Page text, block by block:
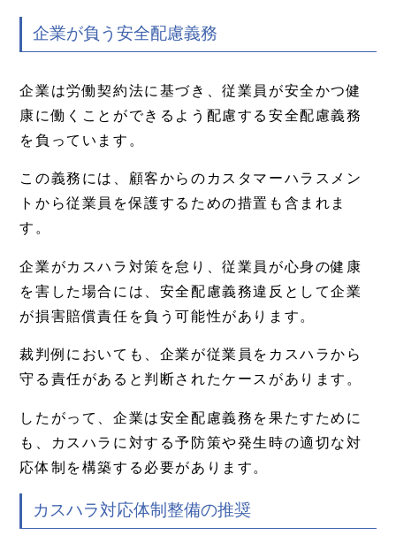
企業が負う安全配慮義務
企業は労働契約法に基づき、従業員が安全かつ健
康に働くことができるよう配慮する安全配慮義務
を負っています。
この義務には、顧客からのカスタマーハラスメン
トから従業員を保護するための措置も含まれま
す。
企業がカスハラ対策を怠り、従業員が心身の健康
を害した場合には、安全配慮義務違反として企業
が損害賠償責任を負う可能性があります。
裁判例においても、企業が従業員をカスハラから
守る責任があると判断されたケースがあります。
したがって、企業は安全配慮義務を果たすために
も、カスハラに対する予防策や発生時の適切な対
応体制を構築する必要があります。
カスハラ対応体制整備の推奨